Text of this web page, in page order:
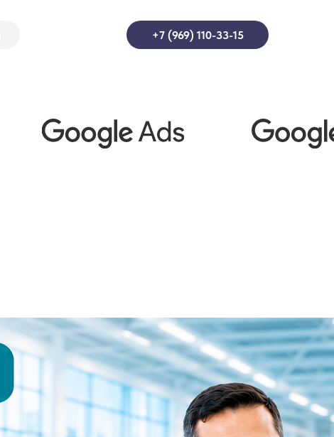
+7 (969) 110-33-15